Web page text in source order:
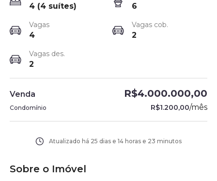
4 (4 suítes) 6
Vagas
4
Vagas cob.
2
Vagas des.
2
Venda R$4.000.000,00
Condomínio R$1.200,00/mês
Atualizado há 25 dias e 14 horas e 23 minutos
Sobre o Imóvel